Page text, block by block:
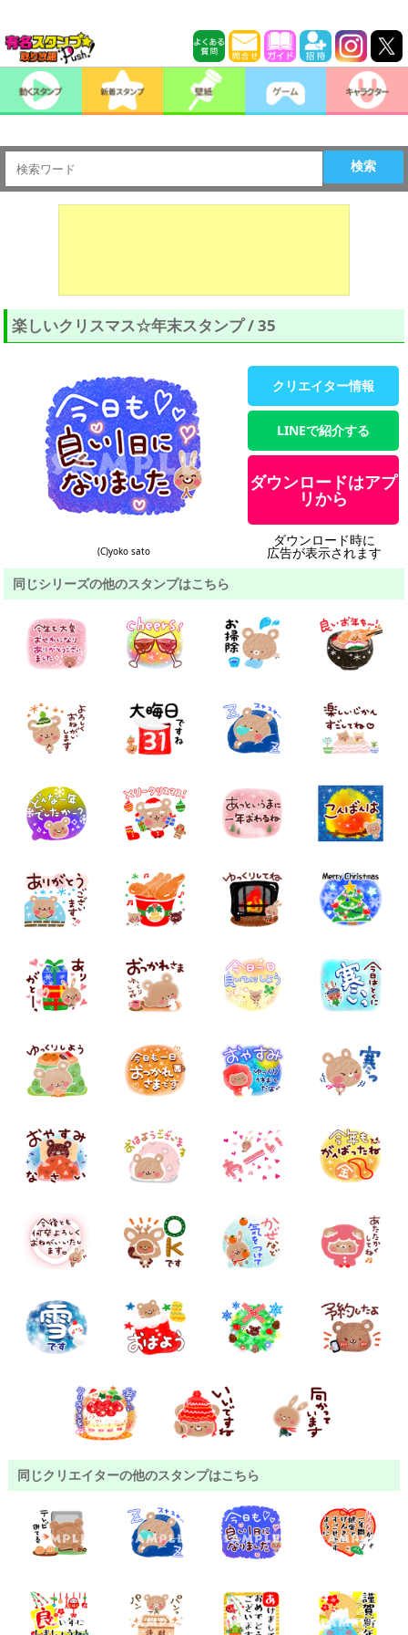
検索
楽しいクリスマス☆年末スタンプ / 35
(C)yoko sato
クリエイター情報
LINEで紹介する
ダウンロードはアプ
リから
ダウンロード時に
広告が表示されます
同じシリーズの他のスタンプはこちら
同じクリエイターの他のスタンプはこちら